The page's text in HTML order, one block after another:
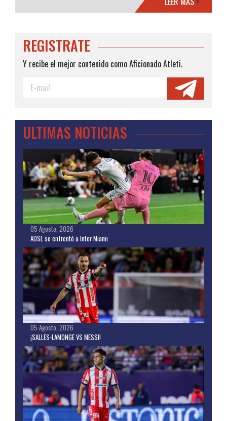
REGISTRATE
Y recibe el mejor contenido como Aficionado Atleti.
ULTIMAS NOTICIAS
05 Agosto, 2026
ADSL se enfrentó a Inter Miami
05 Agosto, 2026
¡SALLES-LAMONGE VS MESSI!